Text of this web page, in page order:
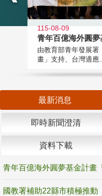
115-08-09
青年百億海外圓
由教育部青年發展署
畫」支持、台灣適應
最新消息
即時新聞澄清
資料下載